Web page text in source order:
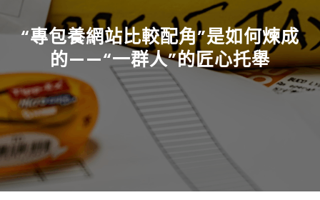
“專包養網站比較配角”是如何煉成
的——“一群人”的匠心托舉